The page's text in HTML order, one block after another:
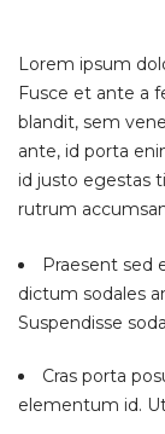
Lorem ipsum
Fusce et ante a
blandit, sem
ante, id porta
id justo egestas
rutrum
Praesent sed
dictum sodales
Suspendisse
Cras porta
elementum id.